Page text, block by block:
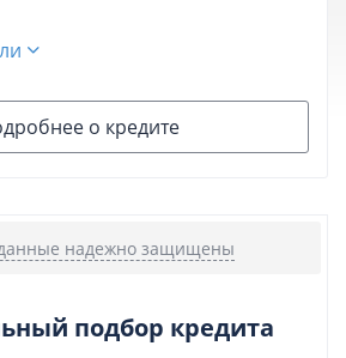
о кредите
надежно защищены
подбор кредита